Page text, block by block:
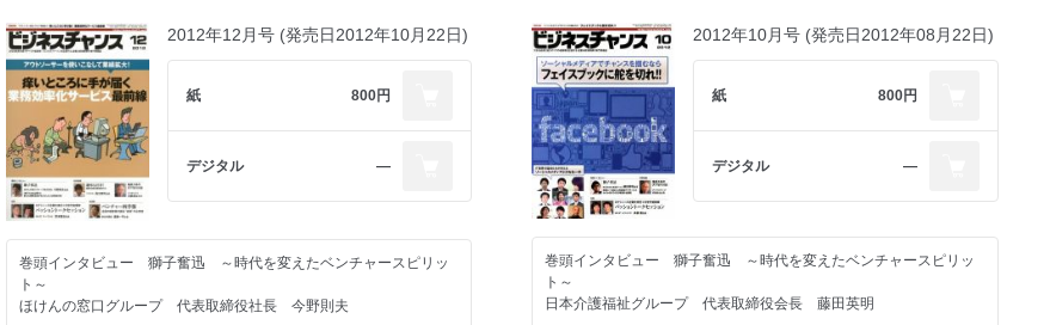
新たな時代をつくる2代目・3代目社長
強力連載企画
天下取り対談
ミツバファクトリー 江見慎之介社長
百人百通りの起業ストーリー
クフ 宮田昇始社長／U-NOTE 小出悠人社長／ネクストプラス
芦野貴大社長／21 平本清氏
ニッポンのベンチャー社長名鑑
天下取り対談
ハッチ 安田明彦社長
パッショントークセッション
Vol.7 エデュケーション・ネットワークス 石田信夫社長
成長企業の舞台裏
サイバーエージェントFX 伊藤慎佐仁社長／リアルワールド 菊池
誠晃社長／ランクアップ 岩崎裕美子社長／テクノトレーディン
百人百通りの起業ストーリー
gamba 森田昌宏社長／福岡情報ビジネスセンター 武藤元美社長
／ログバー 吉田卓郎社長／フェヴリナ 神代亜紀社長／me:new
もう一つの不動産投資 J-REITとは？
急成長中！収益不動産売買の専門家たち
ソニー・デジタルエンタテイメント福田 淳社長の
検索にないビジネスチャンス発掘対談
[ゲスト]メディア・プロデューサー 小林弘人氏
強力連載企画
天下取り対談
アクセルスペース 中村友哉社長
ネクシィーズ近藤太香巳×次世代起業家 パッショントークセッショ
ン
／スケール 寺澤賢二社長／ワインバーテラ 藤本和良社長／アッ
クスコンサルティング 広瀬元義社長／ティーサポート 片山由佳
社長／サンプラウド 和田梓社長／チムニー 和泉學社長／M&Aオ
ークション 大桑一雄社長／ミツバファクトリー 江見慎之介社長
／太鼓センター 東宗謙社長／グレエイト 伊藤隆社長／HCC
佐々木高則社長／Sublime 花光雅丸社長／リンデン・ビーアイ
横井孝社長
ソニー・デジタルエンタテイメント福田 淳社長の
検索にないビジネスチャンス発掘対談
新連載
一流人に学ぶ”勝負処”
2012年12月号 (発売日2012年10月22日)
紙 800円
デジタル ―
巻頭インタビュー 獅子奮迅 ～時代を変えたベンチャースピリッ
ト～
ほけんの窓口グループ 代表取締役社長 今野則夫
2012年10月号 (発売日2012年08月22日)
紙 800円
デジタル ―
巻頭インタビュー 獅子奮迅 ～時代を変えたベンチャースピリッ
ト～
日本介護福祉グループ 代表取締役会長 藤田英明